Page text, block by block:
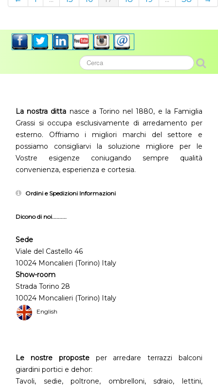
La nostra ditta nasce a Torino nel 1880, e la Famiglia
Grassi si occupa esclusivamente di arredamento per
esterno. Offriamo i migliori marchi del settore e
possiamo consigliarvi la soluzione migliore per le
Vostre esigenze coniugando sempre qualità
convenienza, esperienza e cortesia.
Ordini e Spedizioni Informazioni
Dicono di noi..........
Sede
Viale del Castello 46
10024 Moncalieri (Torino) Italy
Show-room
Strada Torino 28
10024 Moncalieri (Torino) Italy
English
Le nostre proposteper arredare terrazzi balconi
giardini portici e dehor:
Tavoli, sedie, poltrone, ombrelloni, sdraio, lettini,